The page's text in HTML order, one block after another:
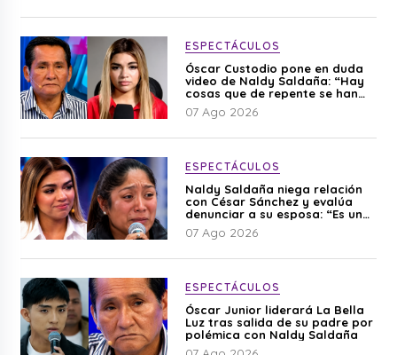
ESPECTÁCULOS
Óscar Custodio pone en duda
video de Naldy Saldaña: “Hay
cosas que de repente se han
editado”
07 Ago 2026
ESPECTÁCULOS
Naldy Saldaña niega relación
con César Sánchez y evalúa
denunciar a su esposa: “Es una
difamación”
07 Ago 2026
ESPECTÁCULOS
Óscar Junior liderará La Bella
Luz tras salida de su padre por
polémica con Naldy Saldaña